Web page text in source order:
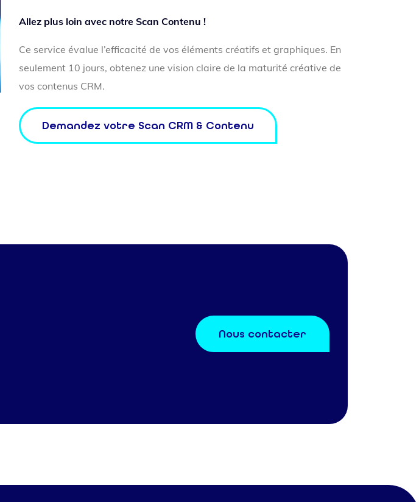
Allez plus loin avec notre Scan Contenu !
Ce service évalue l’efficacité de vos éléments créatifs et graphiques. En
seulement 10 jours, obtenez une vision claire de la maturité créative de
vos contenus CRM.
Demandez votre Scan CRM & Contenu
Nous contacter